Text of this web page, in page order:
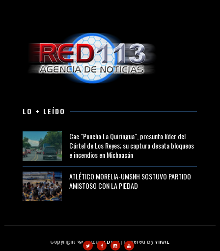
LO + LEÍDO
Cae "Poncho La Quiringua", presunto líder del
Cártel de Los Reyes; su captura desata bloqueos
e incendios en Michoacán
ATLÉTICO MORELIA-UMSNH SOSTUVO PARTIDO
AMISTOSO CON LA PIEDAD
Copyright ©2026RED113| Powered ByVIRAL